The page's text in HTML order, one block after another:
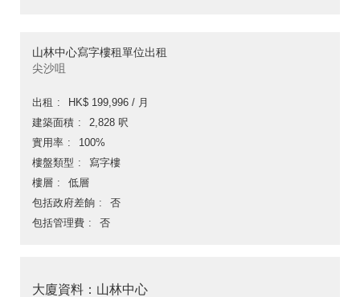
山林中心寫字樓租單位出租
尖沙咀
出租
HK$ 199,996 / 月
建築面積
2,828 呎
實用率
100%
樓盤類型
寫字樓
樓層
低層
包括政府差餉
否
包括管理費
否
大廈資料：山林中心